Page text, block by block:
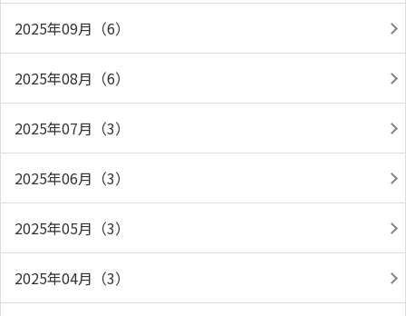
2025年09月（6）
2025年08月（6）
2025年07月（3）
2025年06月（3）
2025年05月（3）
2025年04月（3）